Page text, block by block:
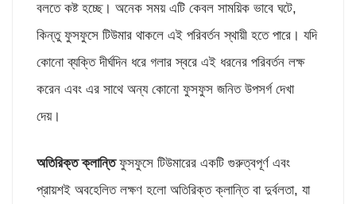
বলতে কষ্ট হচ্ছে। অনেক সময় এটি কেবল সাময়িক ভাবে ঘটে,
কিন্তু ফুসফুসে টিউমার থাকলে এই পরিবর্তন স্থায়ী হতে পারে। যদি
কোনো ব্যক্তি দীর্ঘদিন ধরে গলার স্বরে এই ধরনের পরিবর্তন লক্ষ
করেন এবং এর সাথে অন্য কোনো ফুসফুস জনিত উপসর্গ দেখা
দেয়।
অতিরিক্ত ক্লান্তিফুসফুসে টিউমারের একটি গুরুত্বপূর্ণ এবং
প্রায়শই অবহেলিত লক্ষণ হলো অতিরিক্ত ক্লান্তি বা দুর্বলতা, যা